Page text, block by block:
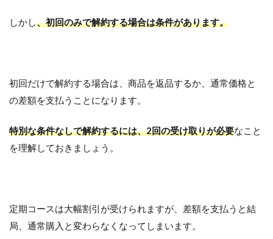
しかし、初回のみで解約する場合は条件があります。
初回だけで解約する場合は、商品を返品するか、通常価格と
の差額を支払うことになります。
特別な条件なしで解約するには、2回の受け取りが必要なこと
を理解しておきましょう。
定期コースは大幅割引が受けられますが、差額を支払うと結
局、通常購入と変わらなくなってしまいます。